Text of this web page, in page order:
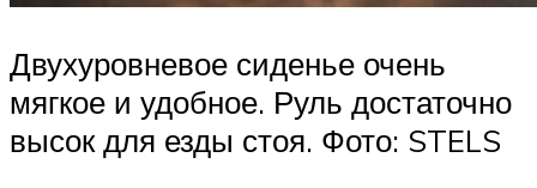
Двухуровневое сиденье очень
мягкое и удобное. Руль достаточно
высок для езды стоя. Фото: STELS